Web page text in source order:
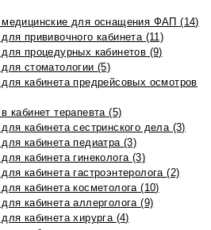
медицинские для оснащения ФАП (14)
прививочного кабинета (11)
процедурных кабинетов (9)
стоматологии (5)
кабинета предрейсовых осмотров
кабинет терапевта (5)
кабинета сестринского дела (3)
кабинета педиатра (3)
кабинета гинеколога (3)
кабинета гастроэнтеролога (2)
кабинета косметолога (10)
кабинета аллерголога (9)
кабинета хирурга (4)